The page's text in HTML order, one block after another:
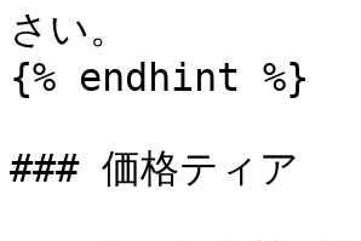
さい。
{% endhint %}
### 価格ティア